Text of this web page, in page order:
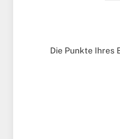
Die Punkte Ihres